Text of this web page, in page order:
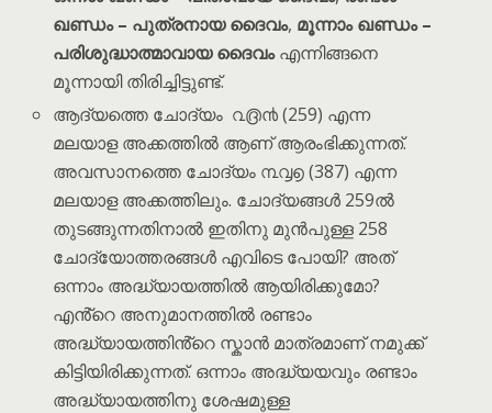
ഖണ്ഡം – പുത്രനായ ദൈവം, മൂന്നാം ഖണ്ഡം –
പരിശുദ്ധാത്മാവായ ദൈവംഎന്നിങ്ങനെ
മൂന്നായി തിരിച്ചിട്ടുണ്ട്.
ആദ്യത്തെ ചോദ്യം ൨൫൯ (259) എന്ന
മലയാള അക്കത്തിൽ ആണ് ആരംഭിക്കുന്നത്.
അവസാനത്തെ ചോദ്യം ൩൮൭ (387) എന്ന
മലയാള അക്കത്തിലും. ചോദ്യങ്ങൾ 259ൽ
തുടങ്ങുന്നതിനാൽ ഇതിനു മുൻപുള്ള 258
ചോദ്യോത്തരങ്ങൾ എവിടെ പോയി? അത്
ഒന്നാം അദ്ധ്യായത്തിൽ ആയിരിക്കുമോ?
എൻ്റെ അനുമാനത്തിൽ രണ്ടാം
അദ്ധ്യായത്തിൻ്റെ സ്കാൻ മാത്രമാണ് നമുക്ക്
കിട്ടിയിരിക്കുന്നത്. ഒന്നാം അദ്ധ്യയവും രണ്ടാം
അദ്ധ്യായത്തിനു ശേഷമുള്ള